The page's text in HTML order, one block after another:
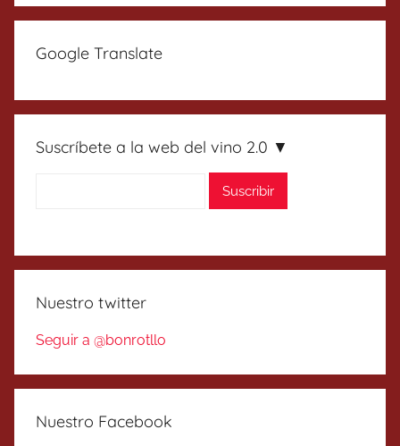
Google Translate
Suscríbete a la web del vino 2.0 ▼
Nuestro twitter
Seguir a @bonrotllo
Nuestro Facebook